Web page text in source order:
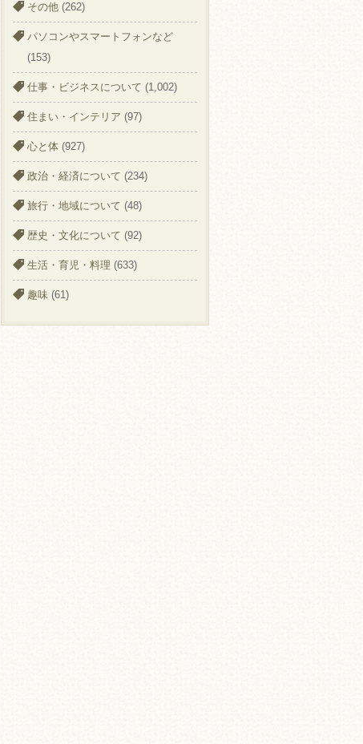
その他 (262)
パソコンやスマートフォンなど
(153)
仕事・ビジネスについて (1,002)
住まい・インテリア (97)
心と体 (927)
政治・経済について (234)
旅行・地域について (48)
歴史・文化について (92)
生活・育児・料理 (633)
趣味 (61)